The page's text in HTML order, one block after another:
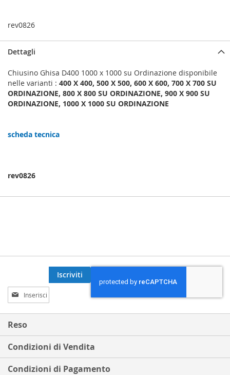
rev0826
Dettagli
Chiusino Ghisa D400 1000 x 1000 su Ordinazione disponibile
nelle varianti : 400 X 400, 500 X 500, 600 X 600, 700 X 700 SU
ORDINAZIONE, 800 X 800 SU ORDINAZIONE, 900 X 900 SU
ORDINAZIONE, 1000 X 1000 SU ORDINAZIONE
scheda tecnica
rev0826
Iscriviti
alla
nostra
Newsletter:
Iscriviti
Reso
Condizioni di Vendita
Condizioni di Pagamento